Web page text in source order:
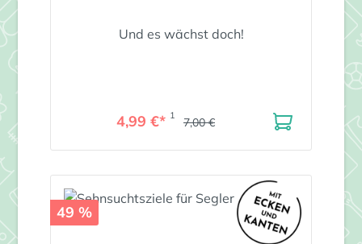
Und es wächst doch!
4,99 €* 1 7,00 €
49 %